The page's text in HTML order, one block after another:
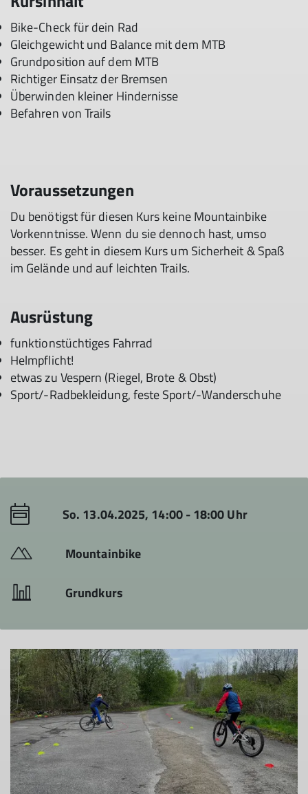
Bike-Check für dein Rad
Gleichgewicht und Balance mit dem MTB
Grundposition auf dem MTB
Richtiger Einsatz der Bremsen
Überwinden kleiner Hindernisse
Befahren von Trails
Voraussetzungen
Du benötigst für diesen Kurs keine Mountainbike
Vorkenntnisse. Wenn du sie dennoch hast, umso
besser. Es geht in diesem Kurs um Sicherheit & Spaß
im Gelände und auf leichten Trails.
Ausrüstung
funktionstüchtiges Fahrrad
Helmpflicht!
etwas zu Vespern (Riegel, Brote & Obst)
Sport/-Radbekleidung, feste Sport/-Wanderschuhe
So. 13.04.2025, 14:00 - 18:00 Uhr
Mountainbike
Grundkurs